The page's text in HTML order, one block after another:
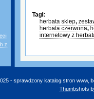
z
Tagi:
herbata sklep,
herbata czerwona,
internetowy z
- sprawdzony katalog stron www,
Thumbshots